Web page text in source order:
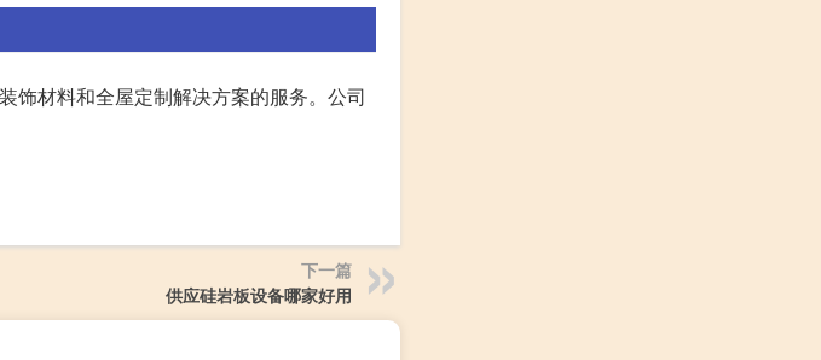
饰材料和全屋定制解决方案的服务。公司
下一篇
供应硅岩板设备哪家好用